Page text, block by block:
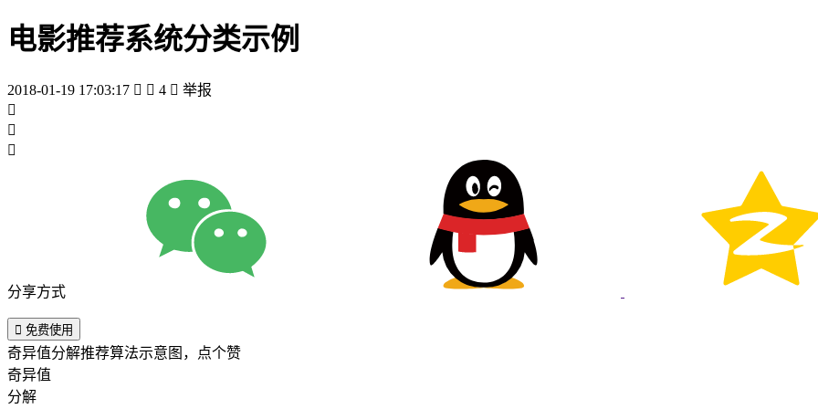
电影推荐系统分类示例
2018-01-19 17:03:17   4  举报



分享方式
 免费使用
奇异值分解推荐算法示意图，点个赞
奇异值
分解